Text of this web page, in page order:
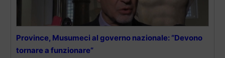
Province, Musumeci al governo nazionale: “Devono
tornare a funzionare”